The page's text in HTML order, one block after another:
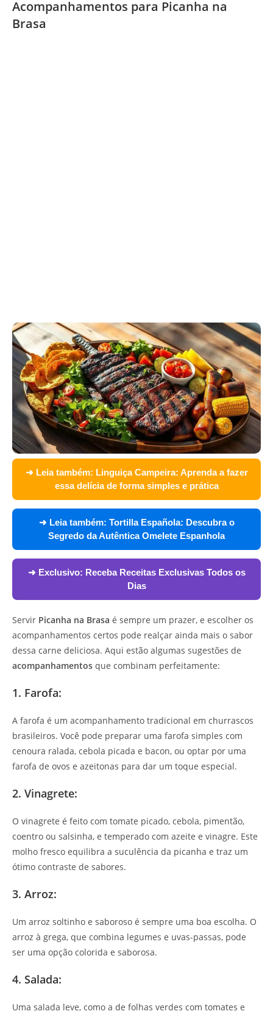
Acompanhamentos para Picanha na
Brasa
➜ Leia também: Linguiça Campeira: Aprenda a fazer
essa delícia de forma simples e prática
➜ Leia também: Tortilla Española: Descubra o
Segredo da Autêntica Omelete Espanhola
➜ Exclusivo: Receba Receitas Exclusivas Todos os
Dias
Servir Picanha na Brasa é sempre um prazer, e escolher os
acompanhamentos certos pode realçar ainda mais o sabor
dessa carne deliciosa. Aqui estão algumas sugestões de
acompanhamentos que combinam perfeitamente:
1. Farofa:
A farofa é um acompanhamento tradicional em churrascos
brasileiros. Você pode preparar uma farofa simples com
cenoura ralada, cebola picada e bacon, ou optar por uma
farofa de ovos e azeitonas para dar um toque especial.
2. Vinagrete:
O vinagrete é feito com tomate picado, cebola, pimentão,
coentro ou salsinha, e temperado com azeite e vinagre. Este
molho fresco equilibra a suculência da picanha e traz um
ótimo contraste de sabores.
3. Arroz:
Um arroz soltinho e saboroso é sempre uma boa escolha. O
arroz à grega, que combina legumes e uvas-passas, pode
ser uma opção colorida e saborosa.
4. Salada:
Uma salada leve, como a de folhas verdes com tomates e